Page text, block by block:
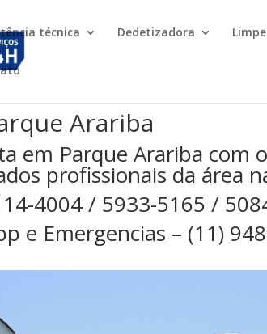
técnica Dedetizadora
Arariba
em Parque Arariba com
profissionais da área
4004 / 5933-5165 /
e Emergencias – (11)